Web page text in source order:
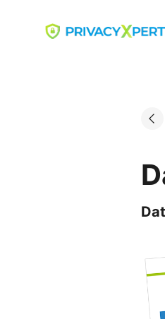
Go to landing page.